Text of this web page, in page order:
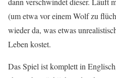
(um etwa vor einem Wolf zu
wieder da, was etwas
Leben kostet.
Das Spiel ist komplett in